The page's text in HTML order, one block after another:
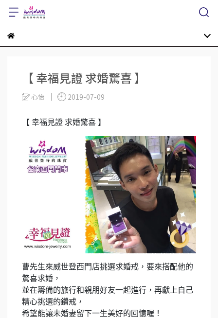
【 幸福見證 求婚驚喜 】
心怡 2019-07-09
【 幸福見證 求婚驚喜 】
曹先生來威世登西門店挑選求婚戒，要來搭配他的
驚喜求婚，
並在籌備的旅行和親朋好友一起進行，再獻上自己
精心挑選的鑽戒，
希望能讓未婚妻留下一生美好的回憶喔！